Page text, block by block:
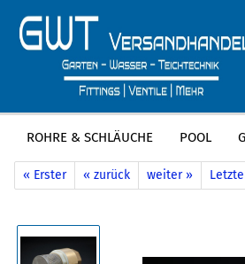
ROHRE & SCHLÄUCHE POOL
Startseite » Fittings & Armaturen »
« Erster « zurück weiter »